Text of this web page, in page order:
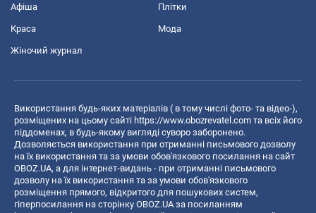
Афіша Плітки
Краса Мода
Жіночий журнал
Використання будь-яких матеріалів ( в тому числі фото- та відео-),
розміщених на цьому сайті https://www.obozrevatel.com та всіх його
піддоменах, в будь-якому вигляді суворо заборонено.
Дозволяється використання при отриманні письмового дозволу
на їх використання та за умови обов'язкового посилання на сайт
OBOZ.UA, а для інтернет-видань - при отриманні письмового
дозволу на їх використання та за умови обов'язкового
розміщення прямого, відкритого для пошукових систем,
гіперпосилання на сторінку OBOZ.UA за посиланням